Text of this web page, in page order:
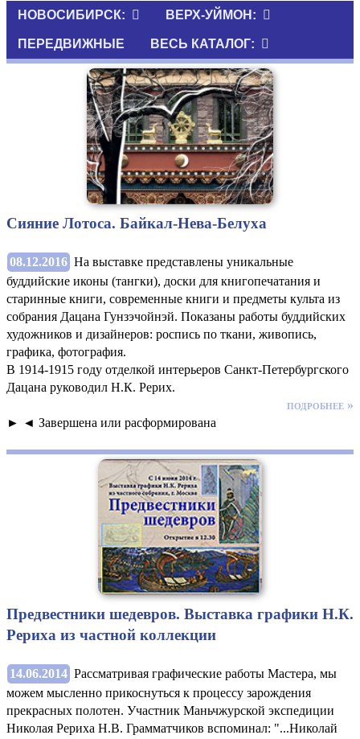
НОВОСИБИРСК: ВЕРХ-УЙМОН:
ПЕРЕДВИЖНЫЕ ВЕСЬ КАТАЛОГ:
Сияние Лотоса. Байкал-Нева-Белуха
08.12.2016 На выставке представлены уникальные
буддийские иконы (тангки), доски для книгопечатания и
старинные книги, современные книги и предметы культа из
собрания Дацана Гунзэчойнэй. Показаны работы буддийских
художников и дизайнеров: роспись по ткани, живопись,
графика, фотография.
В 1914-1915 году отделкой интерьеров Санкт-Петербургского
Дацана руководил Н.К. Рерих.
подробнее »
► ◄ Завершена или расформирована
Предвестники шедевров. Выставка графики Н.К.
Рериха из частной коллекции
14.06.2014 Рассматривая графические работы Мастера, мы
можем мысленно прикоснуться к процессу зарождения
прекрасных полотен. Участник Маньчжурской экспедиции
Николая Рериха Н.В. Грамматчиков вспоминал: "...Николай